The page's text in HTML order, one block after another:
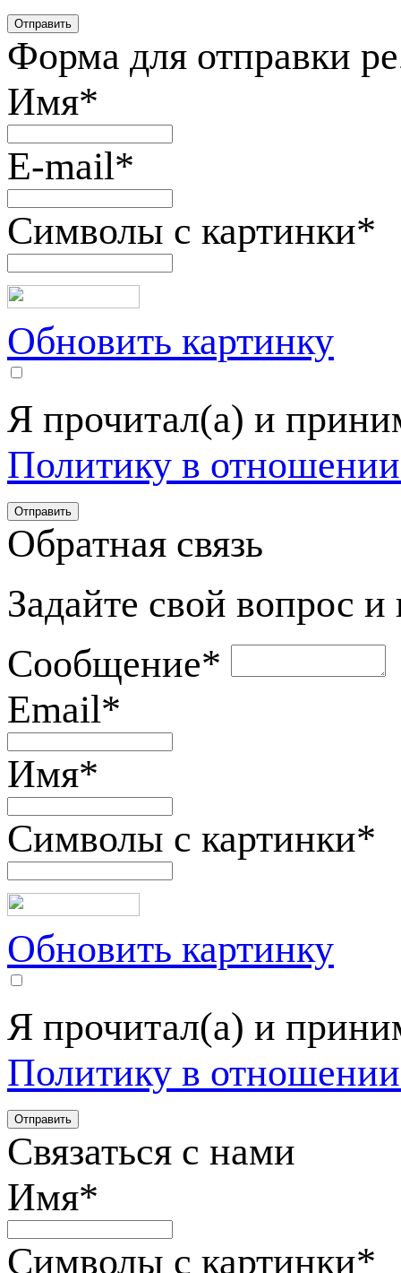
Форма для отправки
Имя*
E-mail*
Символы с картинки*
Обновить картинку
Я прочитал(а) и
Политику в
Обратная связь
Задайте свой вопрос
Сообщение*
Email*
Имя*
Символы с картинки*
Обновить картинку
Я прочитал(а) и
Политику в
Связаться с нами
Имя*
Символы с картинки*